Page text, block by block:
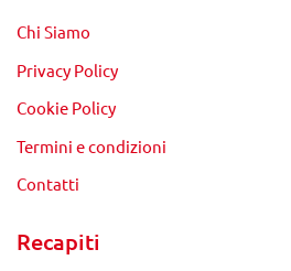
Chi Siamo
Privacy Policy
Cookie Policy
Termini e condizioni
Contatti
Recapiti